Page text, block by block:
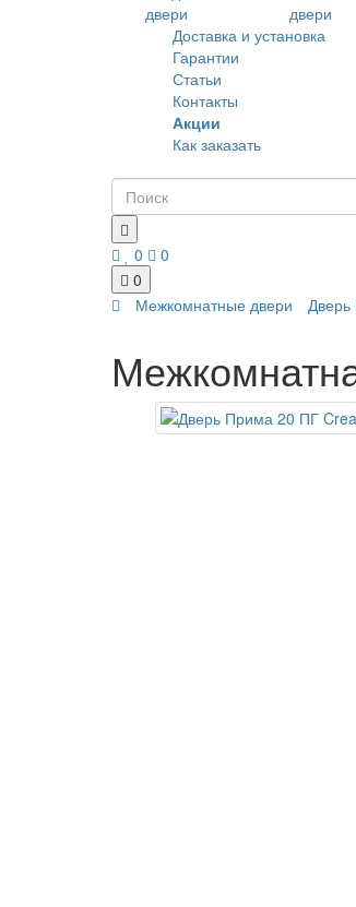
Доставка и установка
Гарантии
Статьи
Контакты
Акции
Как заказать
0
0
0
Межкомнатные двери